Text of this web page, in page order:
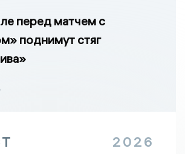
перед матчем с
поднимут стяг
2026